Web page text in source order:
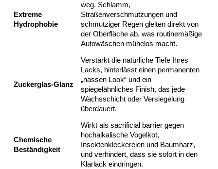
Extreme
Hydrophobie
weg. Schlamm,
Straßenverschmutzungen und
schmutziger Regen gleiten direkt von
der Oberfläche ab, was routinemäßige
Autowäschen mühelos macht.
Zuckerglas-Glanz
Verstärkt die natürliche Tiefe Ihres
Lacks, hinterlässt einen permanenten
„nassen Look“ und ein
spiegelähnliches Finish, das jede
Wachsschicht oder Versiegelung
überdauert.
Chemische
Beständigkeit
Wirkt als sacrificial barrier gegen
hochalkalische Vogelkot,
Insektenkleckereien und Baumharz,
und verhindert, dass sie sofort in den
Klarlack eindringen.